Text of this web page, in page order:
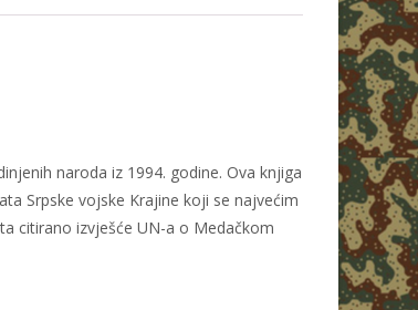
naroda iz 1994. godine. Ova knjiga
Srpske vojske Krajine koji se najvećim
citirano izvješće UN-a o Medačkom